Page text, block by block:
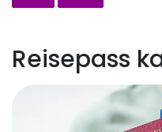
Reisepass